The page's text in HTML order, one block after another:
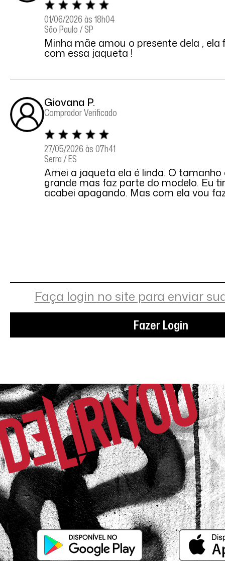
01/06/2026 às 18h04
São Paulo / SP
Minha mãe amou o presente dela ,
com essa jaqueta !
Giovana P.
Comprador Verificado
27/05/2026 às 07h41
Serra / ES
Amei a jaqueta ela é linda. O tamanho
grande mas faz parte do modelo. Eu
acabei apagando. Mas com ela vou
Faça login no site para enviar
Fazer Login